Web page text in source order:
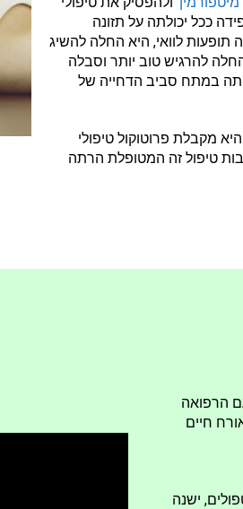
ככל יכולתה על תזונה
תופעות לוואי, היא החלה להשיג
ממשקל גופה). היא החלה להרגיש טוב יותר וסבלה
במתח סביב הדחייה של
מקבלת פרוטוקול טיפולי
טיפול זה המטופלת הרתה
הרפואה
חיים
ישנה